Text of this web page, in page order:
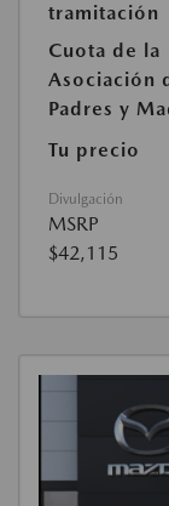
tramitación
Cuota de la
Asociación
Padres y
Tu precio
Divulgación
MSRP
$42,115